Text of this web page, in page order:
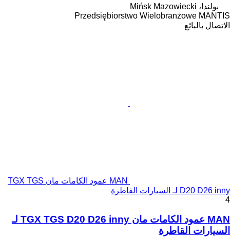
بولندا، Mińsk Mazowiecki
Przedsiębiorstwo Wielobranżowe MANTIS
الاتصال بالبائع
MAN عمود الكامات مان TGX TGS
D20 D26 inny لـ السيارات القاطرة
4
MAN عمود الكامات مان TGX TGS D20 D26 inny لـ
السيارات القاطرة